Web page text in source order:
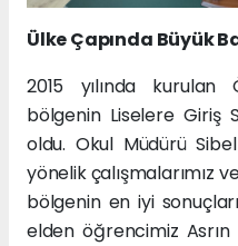
Ülke Çapında Büyük
2015 yılında kurulan
bölgenin Liselere Giriş
oldu. Okul Müdürü
yönelik çalışmalarımız
bölgenin en iyi
elden öğrencimiz Asrın